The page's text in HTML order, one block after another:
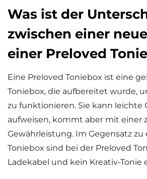
Was ist der
zwischen einer
einer Preloved
Eine Preloved Toniebox ist eine
Toniebox, die aufbereitet wurde,
zu funktionieren. Sie kann leichte
aufweisen, kommt aber mit einer
Gewährleistung. Im Gegensatz zu
Toniebox sind bei der Preloved
Ladekabel und kein Kreativ-Tonie